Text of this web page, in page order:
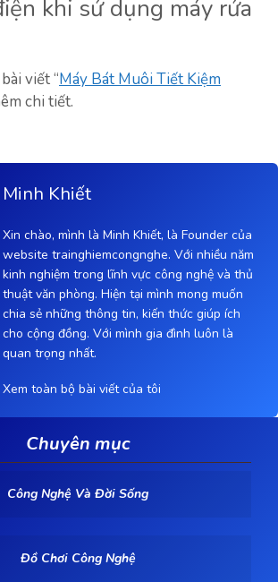
khi sử dụng máy rửa
viết “Máy Bát Muôi Tiết Kiệm
chi tiết.
Minh Khiết
Xin chào, mình là Minh Khiết, là Founder của
website trainghiemcongnghe. Với nhiều năm
kinh nghiệm trong lĩnh vực công nghệ và thủ
thuật văn phòng. Hiện tại mình mong muốn
chia sẻ những thông tin, kiến thức giúp ích
cho cộng đồng. Với mình gia đình luôn là
quan trọng nhất.
Xem toàn bộ bài viết của tôi
Chuyên mục
Công Nghệ Và Đời Sống
Đồ Chơi Công Nghệ